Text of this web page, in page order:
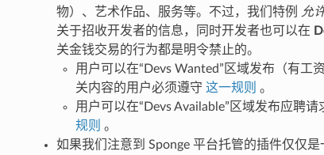
物）、艺术作品、服务等。不过，我们特例
允
关于招收开发者的信息，同时开发者也可以在
关金钱交易的行为都是明令禁止的。
用户可以在“Devs Wanted”区域发布（有工
关内容的用户必须遵守 这一规则 。
用户可以在“Devs Available”区域发布应聘
规则 。
如果我们注意到 Sponge 平台托管的插件仅仅